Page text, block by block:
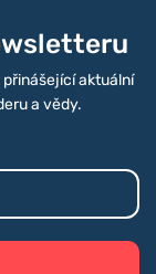
aktuální
a vědy.